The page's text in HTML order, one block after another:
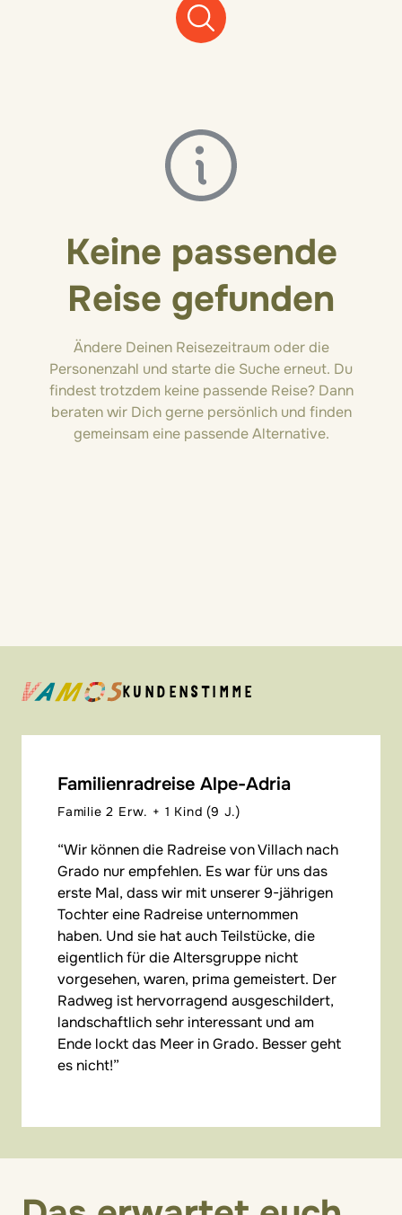
Keine passende
Reise gefunden
Ändere Deinen Reisezeitraum oder die
Personenzahl und starte die Suche erneut. Du
findest trotzdem keine passende Reise? Dann
beraten wir Dich gerne persönlich und finden
gemeinsam eine passende Alternative.
KUNDENSTIMME
Familienradreise Alpe-Adria
Familie 2 Erw. + 1 Kind (9 J.)
Wir können die Radreise von Villach nach
Grado nur empfehlen. Es war für uns das
erste Mal, dass wir mit unserer 9-jährigen
Tochter eine Radreise unternommen
haben. Und sie hat auch Teilstücke, die
eigentlich für die Altersgruppe nicht
vorgesehen, waren, prima gemeistert. Der
Radweg ist hervorragend ausgeschildert,
landschaftlich sehr interessant und am
Ende lockt das Meer in Grado. Besser geht
es nicht!